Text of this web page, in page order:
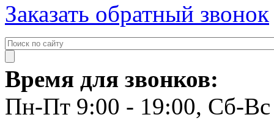
Заказать обратный звонок
Время для звонков:
Пн-Пт 9:00 - 19:00, Сб-Вс